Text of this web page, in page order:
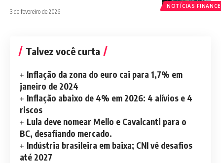
NOTÍCIAS
3 de fevereiro de 2026
Talvez você curta
Inflação da zona do euro cai para 1,7% em
janeiro de 2024
Inflação abaixo de 4% em 2026: 4 alívios e 4
riscos
Lula deve nomear Mello e Cavalcanti para o
BC, desafiando mercado.
Indústria brasileira em baixa; CNI vê desafios
até 2027